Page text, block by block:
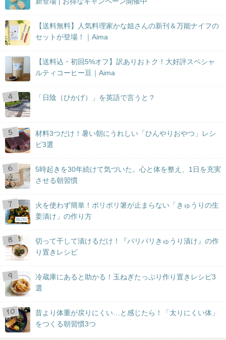
【送料無料】人気料理家かな姐さんの新刊＆万能ナイフの
セットが登場！｜Aima
【送料込・初回5%オフ】訳ありおトク！大好評スペシャ
ルティコーヒー豆｜Aima
「日陰（ひかげ）」を英語で言うと？
材料3つだけ！暑い朝にうれしい「ひんやりおやつ」レシ
ピ3選
5時起きを30年続けて気づいた。心と体を整え、1日を充実
させる朝習慣
BLOG
火を使わず簡単！ポリポリ箸が止まらない「きゅうりの生
姜漬け」の作り方
切って干して漬けるだけ！『パリパリきゅうり漬け』の作
り置きレシピ
冷蔵庫にあると助かる！玉ねぎたっぷり作り置きレシピ3
選
昔より体重が戻りにくい…と感じたら！「太りにくい体」
をつくる朝習慣3つ